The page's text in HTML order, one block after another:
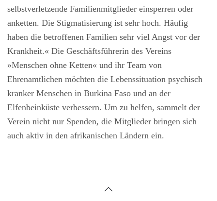
selbstverletzende Familienmitglieder einsperren oder
anketten. Die Stigmatisierung ist sehr hoch. Häufig
haben die betroffenen Familien sehr viel Angst vor der
Krankheit.« Die Geschäftsführerin des Vereins
»Menschen ohne Ketten« und ihr Team von
Ehrenamtlichen möchten die Lebenssituation psychisch
kranker Menschen in Burkina Faso und an der
Elfenbeinküste verbessern. Um zu helfen, sammelt der
Verein nicht nur Spenden, die Mitglieder bringen sich
auch aktiv in den afrikanischen Ländern ein.